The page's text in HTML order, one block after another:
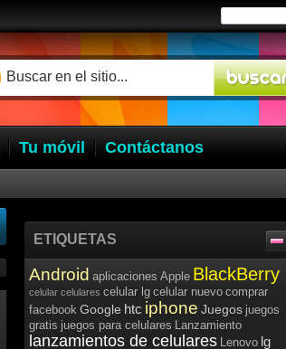
Tu móvil Contáctanos
ETIQUETAS
Android aplicaciones Apple BlackBerry
celular celulares celular lg celular nuevo comprar
facebook Google htc iphone Juegos juegos
gratis juegos para celulares Lanzamiento
lanzamientos de celulares Lenovo lg